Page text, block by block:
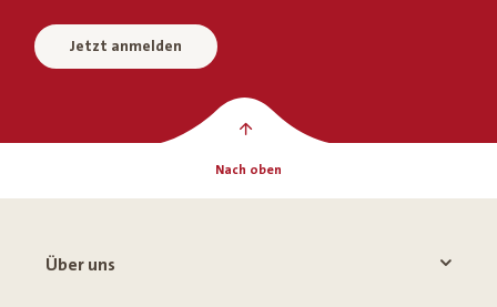
Jetzt anmelden
Nach oben
Über uns